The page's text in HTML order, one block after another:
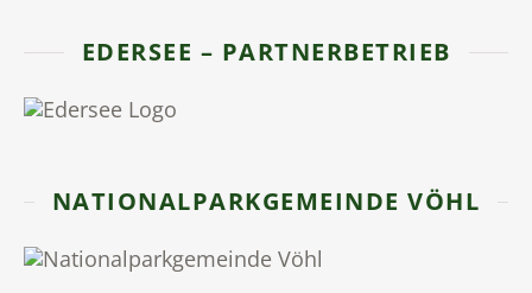
EDERSEE – PARTNERBETRIEB
NATIONALPARKGEMEINDE VÖHL